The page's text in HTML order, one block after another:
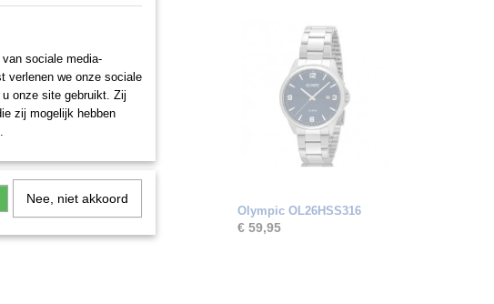
Olympic OL26HSS316
€ 59,95
sociale media-
verlenen we onze sociale
onze site gebruikt. Zij
zij mogelijk hebben
Nee, niet akkoord